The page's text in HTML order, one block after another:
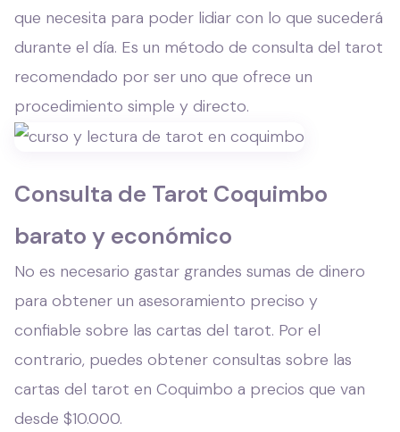
que necesita para poder lidiar con lo que sucederá
durante el día. Es un método de consulta del tarot
recomendado por ser uno que ofrece un
procedimiento simple y directo.
Consulta de Tarot Coquimbo
barato y económico
No es necesario gastar grandes sumas de dinero
para obtener un asesoramiento preciso y
confiable sobre las cartas del tarot. Por el
contrario, puedes obtener consultas sobre las
cartas del tarot en Coquimbo a precios que van
desde $10.000.